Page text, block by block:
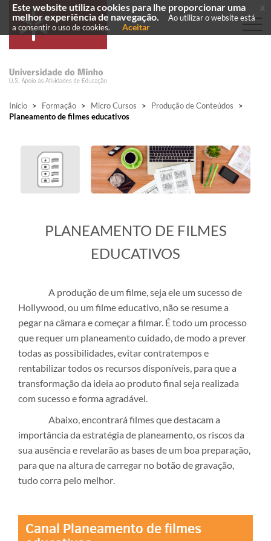
Início > Formação > Micro Cursos > Produção de Conteúdos
>
Planeamento de filmes educativos
​PLANEAMENTO DE FILMES
EDUCATIVOS
A produção de um filme, seja ele um sucesso de
Hollywood, ou um filme educativo, não se resume a
pegar na câmara e começar a filmar. É todo um processo
que requer um planeamento cuidado, de modo a prever
todas as possibilidades, evitar contratempos e
rentabilizar todos os recursos disponíveis, para que a
transformação da ideia ao produto final seja realizada
com sucesso e forma agradável.
Abaixo, encontrará filmes que destacam a
importância da estratégia de planeamento, os riscos da
sua ausência e revelarão as bases de um boa preparação,
para que na altura de carregar no botão de gravação,
tudo corra pelo melhor.
Este website utiliza cookies para lhe proporcionar uma
melhor experiência de navegação.
Ao utilizar o website está
a consentir o uso de cookies.
Aceitar
x